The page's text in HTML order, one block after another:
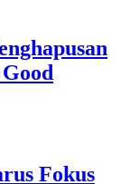
Fokus